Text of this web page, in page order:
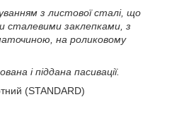
з листової сталі, що
сталевими заклепками, з
на роликовому
і піддана пасивації.
(STANDARD)